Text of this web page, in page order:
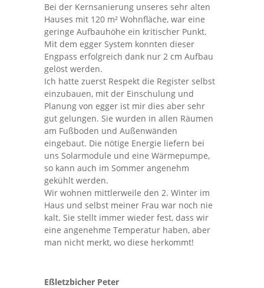
Bei der Kernsanierung unseres sehr alten
Hauses mit 120 m² Wohnfläche, war eine
geringe Aufbauhöhe ein kritischer Punkt.
Mit dem egger System konnten dieser
Engpass erfolgreich dank nur 2 cm Aufbau
gelöst werden.
Ich hatte zuerst Respekt die Register selbst
einzubauen, mit der Einschulung und
Planung von egger ist mir dies aber sehr
gut gelungen. Sie wurden in allen Räumen
am Fußboden und Außenwänden
eingebaut. Die nötige Energie liefern bei
uns Solarmodule und eine Wärmepumpe,
so kann auch im Sommer angenehm
gekühlt werden.
Wir wohnen mittlerweile den 2. Winter im
Haus und selbst meiner Frau war noch nie
kalt. Sie stellt immer wieder fest, dass wir
eine angenehme Temperatur haben, aber
man nicht merkt, wo diese herkommt!
Eßletzbicher Peter